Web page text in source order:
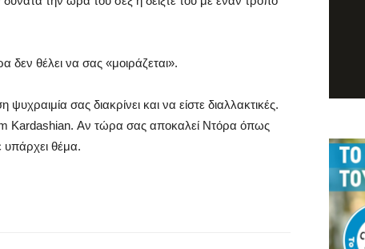
δεν θέλει να σας «μοιράζεται».
σας διακρίνει και να είστε διαλλακτικές.
Kardashian. Αν τώρα σας αποκαλεί Ντόρα όπως
υπάρχει θέμα.